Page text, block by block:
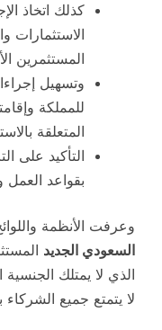
كذلك اتخاذ
الاستثمارات
المستثمرين
وتسهيل
للمملكة
المتعلقة
التأكيد على
بقواعد العمل
وعرفت الأنظمة
السعودي الجديد
الذي لا يمتلك
لا يتمتع جميع الشركاء